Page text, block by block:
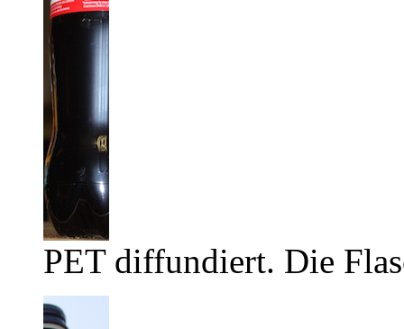
PET diffundiert. Die